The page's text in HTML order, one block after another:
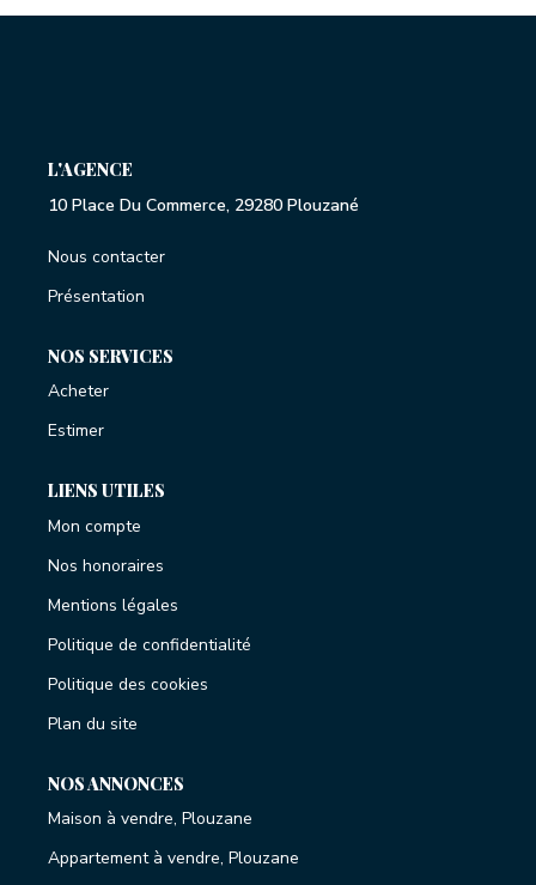
L'AGENCE
10 Place Du Commerce, 29280 Plouzané
Nous contacter
Présentation
NOS SERVICES
Acheter
Estimer
LIENS UTILES
Mon compte
Nos honoraires
Mentions légales
Politique de confidentialité
Politique des cookies
Plan du site
NOS ANNONCES
Maison à vendre, Plouzane
Appartement à vendre, Plouzane